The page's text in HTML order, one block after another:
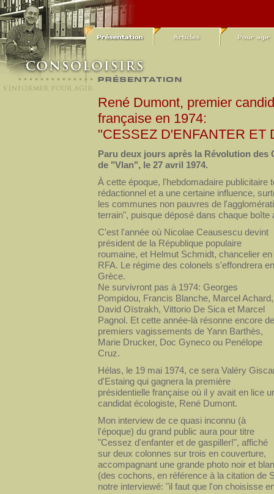
René Dumont, premier
française en 1974:
"CESSEZ D'ENFANTER ET
Paru deux jours après la Révolution
de "Vlan", le 27 avril 1974.
À cette époque, l'hebdomadaire
rédactionnel et a une certaine influence,
les communes non pauvres de
terrain", puisque déposé dans chaque boîte
C'est l'année où Nicolae Ceausescu devint
président de la République populaire
roumaine, et Helmut Schmidt, chancelier en
RFA. Le régime des colonels s'effondrera en
Grèce.
Ne survivront pas à 1974: Georges
Pompidou, Francis Blanche, Marcel Achard,
David Oïstrakh, Vittorio De Sica et Marcel
Pagnol. Et cette année-là résonne encore
premiers vagissements de Yann Barthès,
Marie Drucker, Doc Gyneco ou Penélope
Cruz.
Hélas, le 19 mai 1974, ce sera Valéry
d'Estaing qui gagnera la première
présidentielle française où il y avait en lice
candidat écologiste, René Dumont.
Mon interview de ce quasi inconnu (à
l'époque) du grand public aura pour titre
"Cessez d'enfanter et de gaspiller!", affiché
sur deux colonnes sur trois en couverture,
accompagnant une grande photo noir et
(des cochons, en référence à la citation de
notre interviewé: "il faut que l'on choisisse